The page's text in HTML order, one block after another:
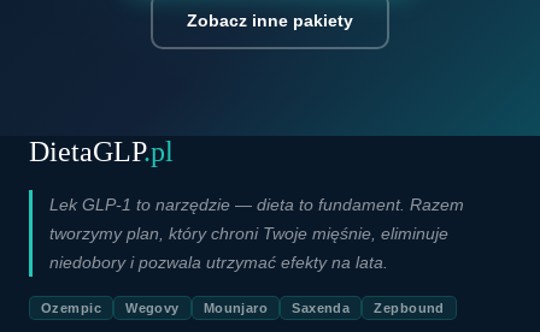
Zobacz inne pakiety
DietaGLP.pl
Lek GLP-1 to narzędzie — dieta to fundament. Razem
tworzymy plan, który chroni Twoje mięśnie, eliminuje
niedobory i pozwala utrzymać efekty na lata.
Ozempic Wegovy Mounjaro Saxenda Zepbound